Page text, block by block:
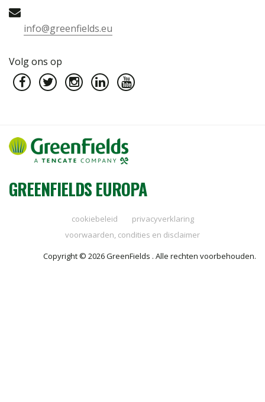
info@greenfields.eu
Volg ons op
GREENFIELDS EUROPA
cookiebeleid
privacyverklaring
voorwaarden, condities en disclaimer
Copyright © 2026 GreenFields . Alle rechten voorbehouden.